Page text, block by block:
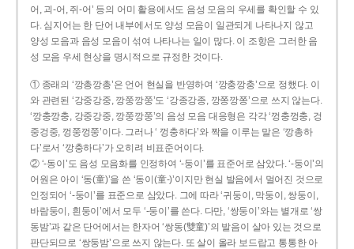
어, 괴-어, 쥐-어’ 등의 어미 활용에서도 음성 모음의 우세를 확인할 수 있
다. 심지어는 한 단어 내부에서도 양성 모음이 일관되게 나타나지 않고
양성 모음과 음성 모음이 섞여 나타나는 일이 많다. 이 조항은 그러한 음
성 모음 우세 현상을 명시적으로 규정한 것이다.
① 종래의 ‘깡총깡총’은 언어 현실을 반영하여 ‘깡충깡충’으로 정했다. 이
와 관련된 ‘강중강중, 깡쭝깡쭝’도 ‘강종강종, 깡쫑깡쫑’으로 쓰지 않는다.
‘깡충깡충, 강중강중, 깡쭝깡쭝’의 음성 모음 대응형은 각각 ‘껑충껑충, 겅
중겅중, 껑쭝껑쭝’이다. 그러나 ‘ 껑충하다’와 짝을 이루는 말은 ‘깡총하
다’로서 ‘깡충하다’가 오히려 비표준어이다.
② ‘-동이’도 음성 모음화를 인정하여 ‘-둥이’를 표준어로 삼았다. ‘-둥이’의
어원은 아이 ‘동(童)’을 쓴 ‘동이(童-)’이지만 현실 발음에서 멀어진 것으로
인정되어 ‘-둥이’를 표준으로 삼았다. 그에 따라 ‘귀둥이, 막둥이, 쌍둥이,
바람둥이, 흰둥이’에서 모두 ‘-둥이’를 쓴다. 다만, ‘쌍둥이’와는 별개로 ‘쌍
동밤’과 같은 단어에서는 한자어 ‘쌍동(雙童)’의 발음이 살아 있는 것으로
판단되므로 ‘쌍둥밤’으로 쓰지 않는다. 또 살이 올라 보드랍고 통통한 아